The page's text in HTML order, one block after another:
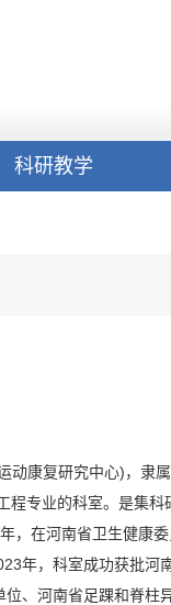
科研教学
动康复研究中心)，隶
专业的科室。是集科
，在河南省卫生健康
年，科室成功获批河
、河南省足踝和脊柱